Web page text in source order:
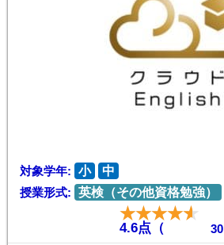
対象学年: 小
中
授業形式: 英検（その他資格勉強）
4.6点（ 30